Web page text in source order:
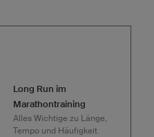
Long Run im
Marathontraining
Alles Wichtige zu Länge,
Tempo und Häufigkeit